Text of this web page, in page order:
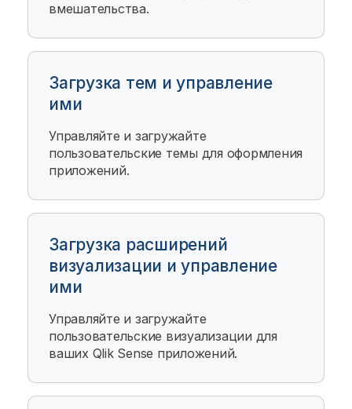
вмешательства.
Загрузка тем и управление
ими
Управляйте и загружайте
пользовательские темы для оформления
приложений.
Загрузка расширений
визуализации и управление
ими
Управляйте и загружайте
пользовательские визуализации для
ваших Qlik Sense приложений.